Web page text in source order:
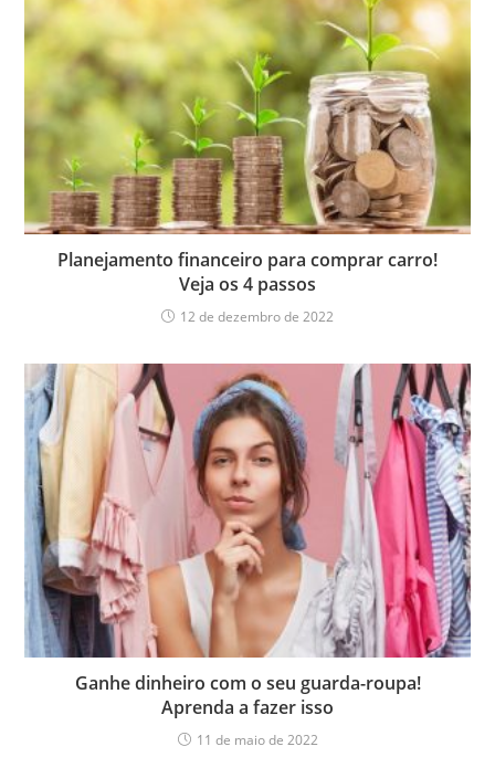
Planejamento financeiro para comprar carro!
Veja os 4 passos
12 de dezembro de 2022
Ganhe dinheiro com o seu guarda-roupa!
Aprenda a fazer isso
11 de maio de 2022